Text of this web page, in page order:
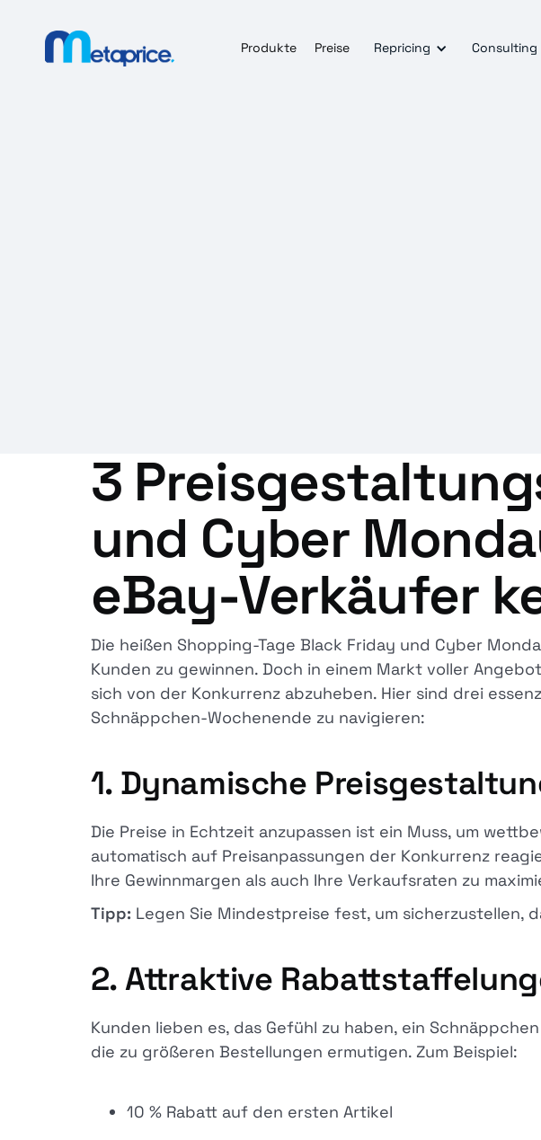
Produkte Preise Repricing Consulting
3
und Cyber
eBay-Verkäufer
Die heißen Shopping-Tage Black Friday und Cyber
Kunden zu gewinnen. Doch in einem Markt voller
sich von der Konkurrenz abzuheben. Hier sind drei
Schnäppchen-Wochenende zu navigieren:
1. Dynamische
Die Preise in Echtzeit anzupassen ist ein Muss, um
automatisch auf Preisanpassungen der Konkurrenz
Ihre Gewinnmargen als auch Ihre Verkaufsraten zu
Tipp: Legen Sie Mindestpreise fest, um sicherzustellen,
2. Attraktive
Kunden lieben es, das Gefühl zu haben, ein
die zu größeren Bestellungen ermutigen. Zum Beispiel:
10 % Rabatt auf den ersten Artikel